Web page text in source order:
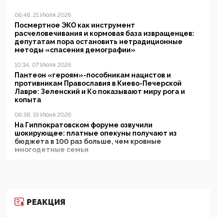
06:48, 21 Июля 2026
Посмертное ЭКО как инструмент
расчеловечивания и кормовая база извращенцев:
депутатам пора остановить нетрадиционные
методы «спасения демографии»
10:34, 07 Июля 2026
Пантеон «героям»-пособникам нацистов и
противникам Православия в Киево-Печерской
Лавре: Зеленский и Ко показывают миру рога и
копыта
06:38, 19 Июня 2026
На Гиппократовском форуме озвучили
шокирующее: платные опекуны получают из
бюджета в 100 раз больше, чем кровные
многодетные семьи
11:53, 09 Июня 2026
РЕАКЦИЯ